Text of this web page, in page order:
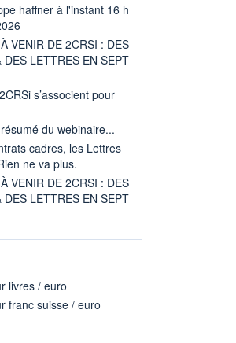
haffner à l'instant 16 h
VENIR DE 2CRSI : DES
DES LETTRES EN SEPT
s’associent pour
du webinaire...
cadres, les Lettres
ne va plus.
VENIR DE 2CRSI : DES
DES LETTRES EN SEPT
livres / euro
franc suisse / euro